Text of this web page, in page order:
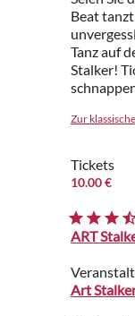
Beat
Tanz auf
Stalker!
Zur
Tickets
10.00 €
ART
Art